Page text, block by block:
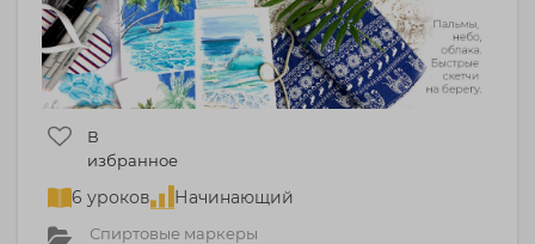
В
избранное
Спиртовые маркеры
6 уроков Начинающий